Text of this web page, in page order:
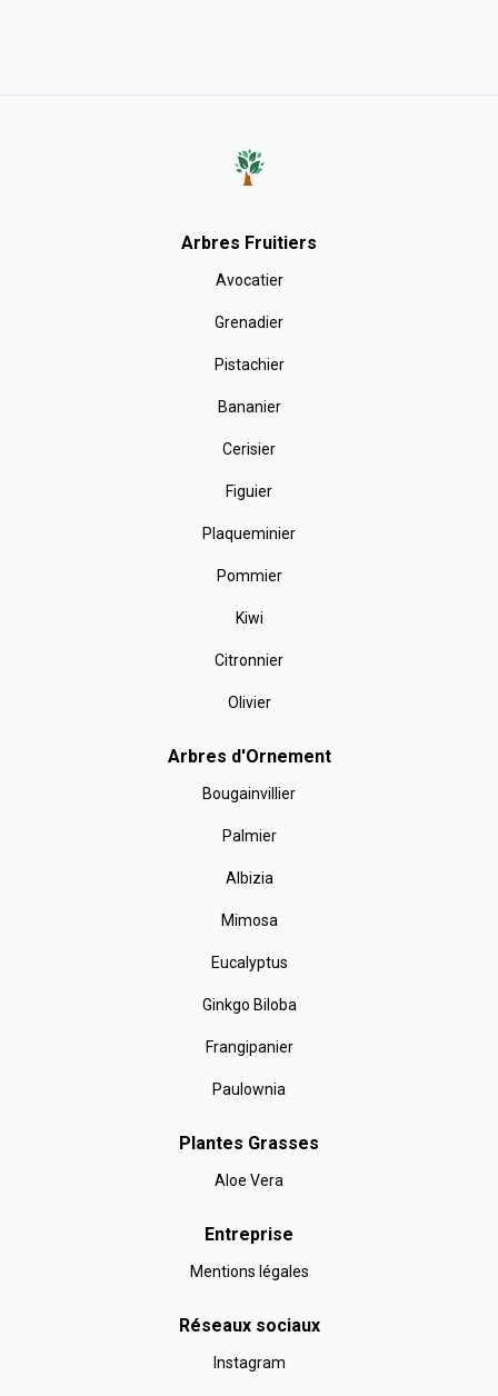
Arbres Fruitiers
Avocatier
Grenadier
Pistachier
Bananier
Cerisier
Figuier
Plaqueminier
Pommier
Kiwi
Citronnier
Olivier
Arbres d'Ornement
Bougainvillier
Palmier
Albizia
Mimosa
Eucalyptus
Ginkgo Biloba
Frangipanier
Paulownia
Plantes Grasses
Aloe Vera
Entreprise
Mentions légales
Réseaux sociaux
Instagram